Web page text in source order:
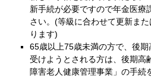
新手続が必要ですので年金医療
さい。(等級に合わせて更新ま
ります)
65歳以上75歳未満の方で、後
受けようとされる方は、後期高
障害老人健康管理事業」の手続